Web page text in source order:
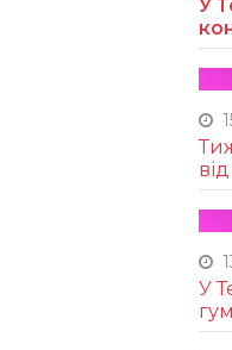
У
У